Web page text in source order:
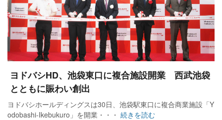
ヨドバシHD、池袋東口に複合施設開業 西武池袋
とともに賑わい創出
ヨドバシホールディングスは30日、池袋駅東口に複合商業施設「Y
odobashi-Ikebukuro」を開業・・・ 続きを読む